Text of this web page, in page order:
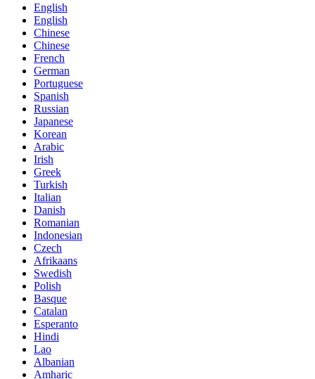
English
English
Chinese
Chinese
French
German
Portuguese
Spanish
Russian
Japanese
Korean
Arabic
Irish
Greek
Turkish
Italian
Danish
Romanian
Indonesian
Czech
Afrikaans
Swedish
Polish
Basque
Catalan
Esperanto
Hindi
Lao
Albanian
Amharic